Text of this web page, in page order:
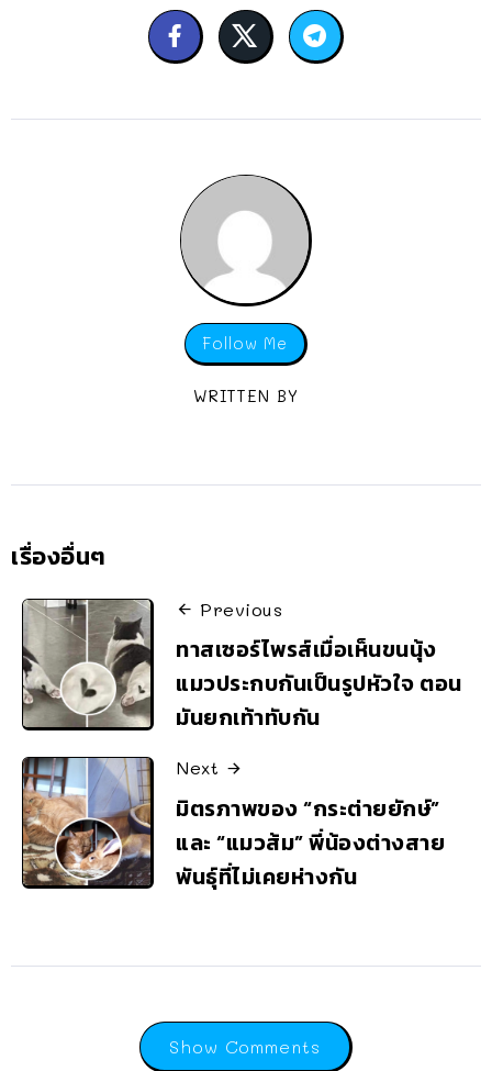
Follow Me
WRITTEN BY
เรื่องอื่นๆ
Previous
ทาสเซอร์ไพรส์เมื่อเห็นขนนุ้ง
แมวประกบกันเป็นรูปหัวใจ ตอน
มันยกเท้าทับกัน
Next
มิตรภาพของ “กระต่ายยักษ์”
และ “แมวส้ม” พี่น้องต่างสาย
พันธุ์ที่ไม่เคยห่างกัน
Show Comments